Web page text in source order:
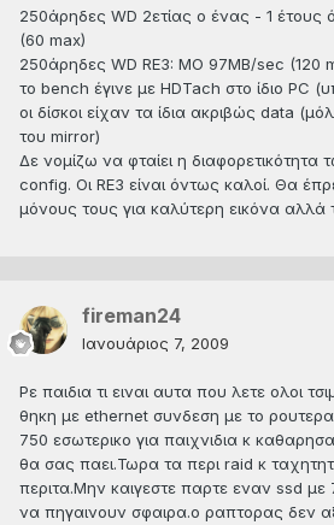
250άρηδες WD 2ετίας ο ένας - 1 έτους
(60 max)
250άρηδες WD RE3: MO 97MB/sec (120
το bench έγινε με HDTach στο ίδιο PC
οι δίσκοι είχαν τα ίδια ακριβώς data
του mirror)
Δε νομίζω να φταίει η
config. Οι RE3 είναι όντως καλοί. Θα
μόνους τους για καλύτερη εικόνα αλλά
fireman24
Ιανουάριος 7, 2009
Ρε παιδια τι ειναι αυτα που λετε ολοι
θηκη με ethernet συνδεση με το
750 εσωτερικο για παιχνιδια κ
θα σας παει.Τωρα τα περι raid κ
περιτα.Μην καιγεστε παρτε εναν ssd
να πηγαινουν σφαιρα.ο ραπτορας δεν